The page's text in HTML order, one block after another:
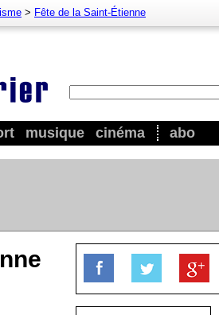
musique cinéma abo
> Fête de la Saint-Étienne